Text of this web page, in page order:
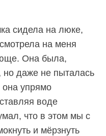
сидела на люке,
на меня
Она была,
но даже не пыталась
упрямо
воде
что в этом мы с
и мёрзнуть